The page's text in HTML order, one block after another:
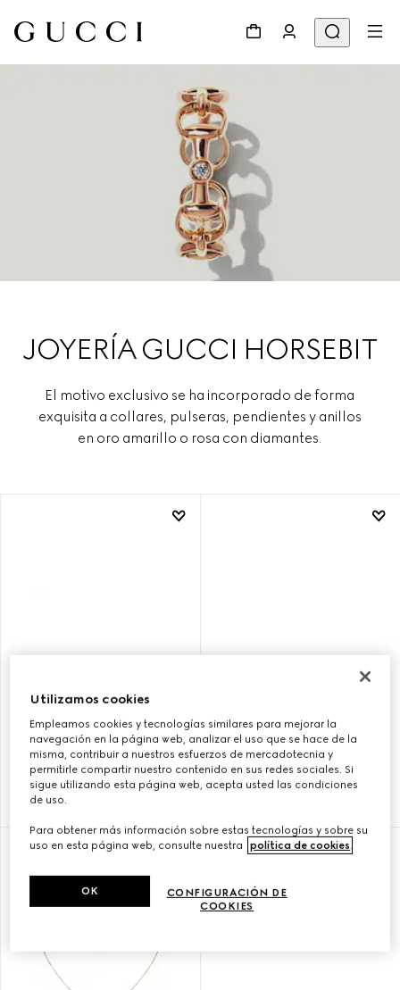
JOYERÍA GUCCI HORSEBIT
El motivo exclusivo se ha incorporado de forma
exquisita a collares, pulseras, pendientes y anillos
en oro amarillo o rosa con diamantes.
ANILLO GUCCI HORSEBIT DE
18 CT CON DIAMANTES
PENDIENTES TUERCA GUCCI
HORSEBIT DIAMANTE ORO
18K
Utilizamos cookies
Empleamos cookies y tecnologías similares para mejorar la
navegación en la página web, analizar el uso que se hace de la
misma, contribuir a nuestros esfuerzos de mercadotecnia y
permitirle compartir nuestro contenido en sus redes sociales. Si
sigue utilizando esta página web, acepta usted las condiciones
de uso.
Para obtener más información sobre estas tecnologías y sobre su
uso en esta página web, consulte nuestra
política de cookies
CONFIGURACIÓN DE
COOKIES
OK